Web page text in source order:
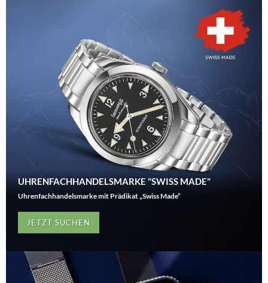
UHRENFACHHANDELSMARKE "SWISS MADE"
Uhrenfachhandelsmarke mit Prädikat „Swiss Made”
JETZT SUCHEN